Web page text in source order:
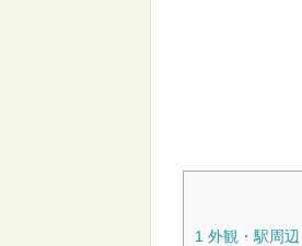
1 外観・駅周辺